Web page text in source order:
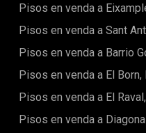
Pisos en venda a
Pisos en venda a Sant
Pisos en venda a Barrio
Pisos en venda a El Born,
Pisos en venda a El
Pisos en venda a